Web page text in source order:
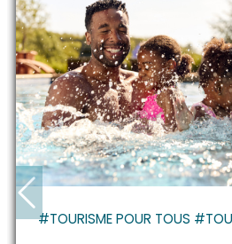
#TOURISME POUR TOUS